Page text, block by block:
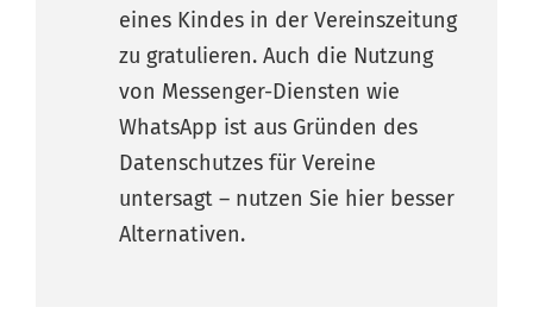
eines Kindes in der Vereinszeitung
zu gratulieren. Auch die Nutzung
von Messenger-Diensten wie
WhatsApp ist aus Gründen des
Datenschutzes für Vereine
untersagt – nutzen Sie hier besser
Alternativen.